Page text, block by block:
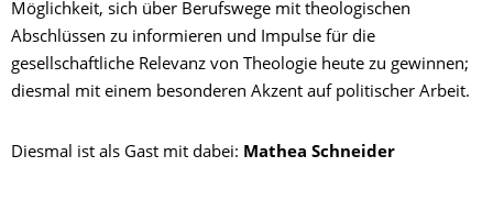
Möglichkeit, sich über Berufswege mit theologischen
Abschlüssen zu informieren und Impulse für die
gesellschaftliche Relevanz von Theologie heute zu gewinnen;
diesmal mit einem besonderen Akzent auf politischer Arbeit.
Diesmal ist als Gast mit dabei: Mathea Schneider